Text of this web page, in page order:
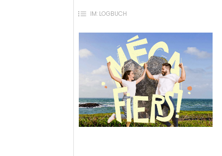
IM: LOGBUCH